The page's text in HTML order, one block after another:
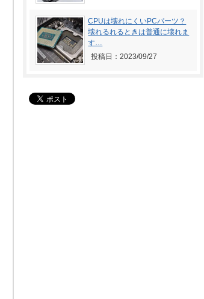
CPUは壊れにくいPCパーツ？
壊れるれるときは普通に壊れま
す…
投稿日：2023/09/27